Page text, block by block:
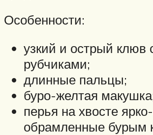
Особенности:
узкий и острый клюв
рубчиками;
длинные пальцы;
буро-желтая
перья на хвосте
обрамленные бурым